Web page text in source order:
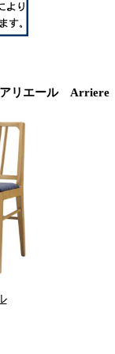
リエール Arriere